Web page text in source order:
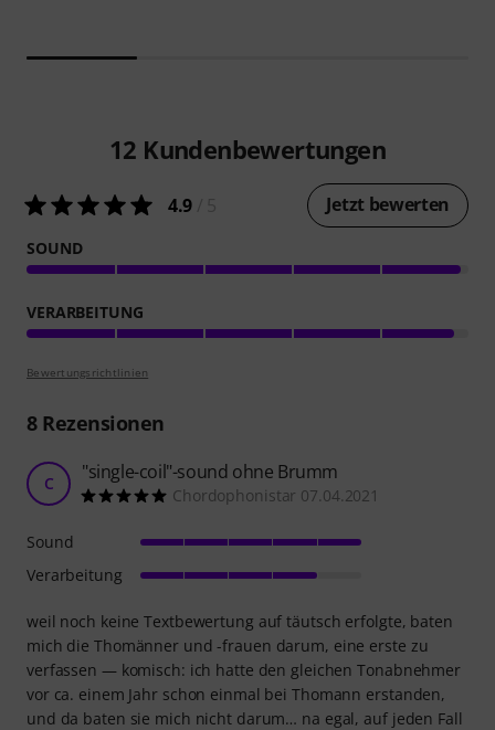
12 Kundenbewertungen
4.9 Jetzt bewerten
SOUND
VERARBEITUNG
Bewertungsrichtlinien
8Rezensionen
C "single-coil"-sound ohne Brumm
Chordophonistar 07.04.2021
weil noch keine Textbewertung auf täutsch erfolgte, baten
mich die Thomänner und -frauen darum, eine erste zu
verfassen — komisch: ich hatte den gleichen Tonabnehmer
vor ca. einem Jahr schon einmal bei Thomann erstanden,
und da baten sie mich nicht darum… na egal, auf jeden Fall
Sound
Verarbeitung